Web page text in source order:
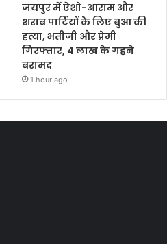
जयपुर में ऐशो-आराम और
शराब पार्टियों के लिए बुआ की
हत्या, भतीजी और प्रेमी
गिरफ्तार, 4 लाख के गहने
बरामद
1 hour ago